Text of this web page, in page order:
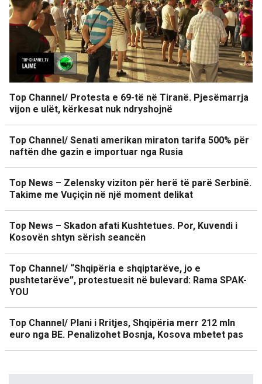
Top Channel/ Protesta e 69-të në Tiranë. Pjesëmarrja
vijon e ulët, kërkesat nuk ndryshojnë
Top Channel/ Senati amerikan miraton tarifa 500% për
naftën dhe gazin e importuar nga Rusia
Top News – Zelensky viziton për herë të parë Serbinë.
Takime me Vuçiçin në një moment delikat
Top News – Skadon afati Kushtetues. Por, Kuvendi i
Kosovën shtyn sërish seancën
Top Channel/ “Shqipëria e shqiptarëve, jo e
pushtetarëve”, protestuesit në bulevard: Rama SPAK-
YOU
Top Channel/ Plani i Rritjes, Shqipëria merr 212 mln
euro nga BE. Penalizohet Bosnja, Kosova mbetet pas